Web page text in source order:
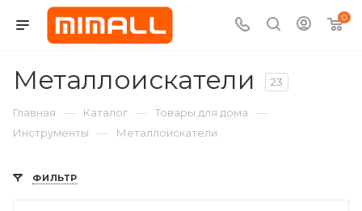
0
Металлоискатели 23
Главная — Каталог — Товары для дома —
Инструменты — Металлоискатели
ФИЛЬТР